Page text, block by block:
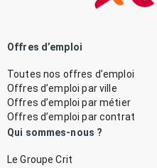
Offres d’emploi
Toutes nos offres d’emploi
Offres d’emploi par ville
Offres d’emploi par métier
Offres d’emploi par contrat
Qui sommes-nous ?
Le Groupe Crit